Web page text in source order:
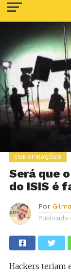
CONSPIRAÇÕES
Será que
do ISIS é
Por
Publicado
Hackers teriam